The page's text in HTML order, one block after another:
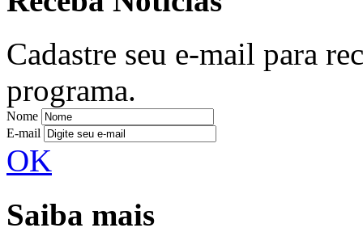
Cadastre seu e-mail para
programa.
Nome
E-mail
OK
Saiba mais